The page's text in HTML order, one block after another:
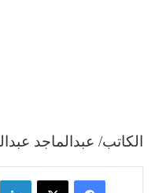
الكاتب/ عبدالماجد
فيسبوك ‫X